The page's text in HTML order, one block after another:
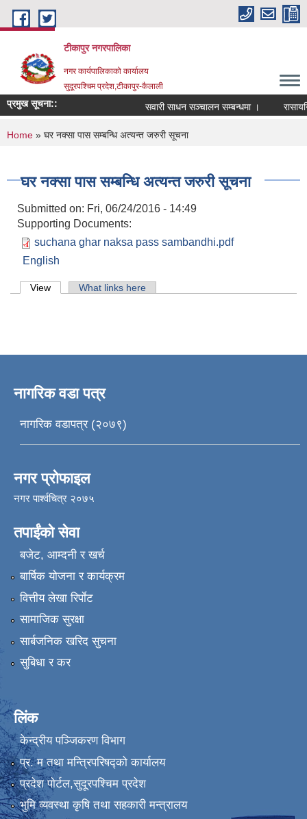
Skip to main content
टीकापुर नगरपालिका
नगर कार्यपालिकाको कार्यालय
सुदूरपश्चिम प्रदेश,टीकापुर-कैलाली
प्रमुख सूचना:: सवारी साधन सञ्चालन सम्बन्धमा ।
You are here
Home » घर नक्सा पास सम्बन्धि अत्यन्त जरुरी सूचना
घर नक्सा पास सम्बन्धि अत्यन्त जरुरी सूचना
Submitted on: Fri, 06/24/2016 - 14:49
Supporting Documents:
suchana ghar naksa pass sambandhi.pdf
English
Primary tabs
View (active tab)What links here
नागरिक वडा पत्र
नागरिक वडापत्र (२०७९)
नगर प्रोफाइल
नगर पार्श्वचित्र २०७५
तपाईंको सेवा
बजेट, आम्दनी र खर्च
बार्षिक योजना र कार्यक्रम
वित्तीय लेखा रिर्पाेट
सामाजिक सुरक्षा
सार्बजनिक खरिद सुचना
सुबिधा र कर
लिंक
केन्द्रीय पञ्जिकरण विभाग
प्र. म तथा मन्त्रिपरिषद्को कार्यालय
प्रदेश पाेर्टल,सुदूरपश्चिम प्रदेश
भुमि व्यवस्था कृषि तथा सहकारी मन्त्रालय